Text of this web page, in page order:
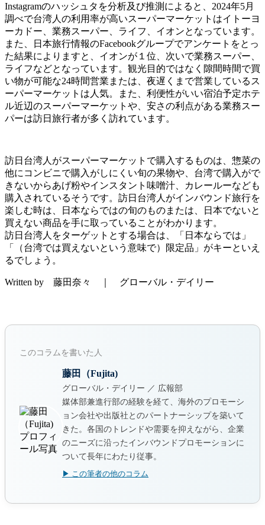
Instagramのハッシュタを分析及び推測によると、2024年5月
調べで台湾人の利用率が高いスーパーマーケットはイトーヨ
ーカドー、業務スーパー、ライフ、イオンとなっています。
また、日本旅行情報のFacebookグループでアンケートをとっ
た結果によりますと、イオンが１位、次いで業務スーパー、
ライフなどとなっています。観光目的ではなく隙間時間で買
い物が可能な24時間営業または、夜遅くまで営業しているス
ーパーマーケットは人気。また、利便性がいい宿泊予定ホテ
ル近辺のスーパーマーケットや、安さの利点がある業務スー
パーは訪日旅行者が多く訪れています。
訪日台湾人がスーパーマーケットで購入するものは、惣菜の
他にコンビニで購入がしにくい旬の果物や、台湾で購入がで
きないからあげ粉やインスタント味噌汁、カレールーなども
購入されているそうです。訪日台湾人がインバウンド旅行を
楽しむ時は、日本ならではの旬のものまたは、日本でないと
買えない商品を手に取っていることがわかります。
訪日台湾人をターゲットとする場合は、「日本ならでは」
「（台湾では買えないという意味で）限定品」がキーといえ
るでしょう。
Written by 藤田奈々 ｜ グローバル・デイリー
このコラムを書いた人
藤田（Fujita)
グローバル・デイリー ／ 広報部
媒体部兼進行部の経験を経て、海外のプロモーシ
ョン会社や出版社とのパートナーシップを築いて
きた。各国のトレンドや需要を抑えながら、企業
のニーズに沿ったインバウンドプロモーションに
ついて長年にわたり従事。
▶ この筆者の他のコラム